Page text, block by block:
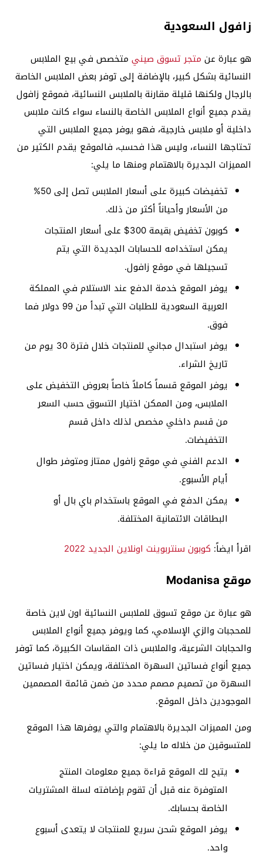
زافول السعودية
هو عبارة عن متجر تسوق صيني متخصص في بيع الملابس
النسائية بشكل كبير، بالإضافة إلى توفر بعض الملابس الخاصة
بالرجال ولكنها قليلة مقارنة بالملابس النسائية، فموقع زافول
يقدم جميع أنواع الملابس الخاصة بالنساء سواء كانت ملابس
داخلية أو ملابس خارجية، فهو يوفر جميع الملابس التي
تحتاجها النساء، وليس هذا فحسب، فالموقع يقدم الكثير من
المميزات الجديرة بالاهتمام ومنها ما يلي:
تخفيضات كبيرة على أسعار الملابس تصل إلى 50%
من الأسعار وأحياناً أكثر من ذلك.
كوبون تخفيض بقيمة 300$ على أسعار المنتجات
يمكن استخدامه للحسابات الجديدة التي يتم
تسجيلها في موقع زافول.
يوفر الموقع خدمة الدفع عند الاستلام في المملكة
العربية السعودية للطلبات التي تبدأ من 99 دولار فما
فوق.
يوفر استبدال مجاني للمنتجات خلال فترة 30 يوم من
تاريخ الشراء.
يوفر الموقع قسماً كاملاً خاصاً بعروض التخفيض على
الملابس، ومن الممكن اختيار التسوق حسب السعر
من قسم داخلي مخصص لذلك داخل قسم
التخفيضات.
الدعم الفني في موقع زافول ممتاز ومتوفر طوال
أيام الأسبوع.
يمكن الدفع في الموقع باستخدام باي بال أو
البطاقات الائتمانية المختلفة.
اقرأ ايضاً: كوبون سنتربوينت اونلاين الجديد 2022
موقع Modanisa
هو عبارة عن موقع تسوق للملابس النسائية اون لاين خاصة
للمحجبات والزي الإسلامي، كما ويوفر جميع أنواع الملابس
والحجابات الشرعية، والملابس ذات المقاسات الكبيرة، كما توفر
جميع أنواع فساتين السهرة المختلفة، ويمكن اختيار فساتين
السهرة من تصميم مصمم محدد من ضمن قائمة المصممين
الموجودين داخل الموقع.
ومن المميزات الجديرة بالاهتمام والتي يوفرها هذا الموقع
للمتسوقين من خلاله ما يلي:
يتيح لك الموقع قراءة جميع معلومات المنتج
المتوفرة عنه قبل أن تقوم بإضافته لسلة المشتريات
الخاصة بحسابك.
يوفر الموقع شحن سريع للمنتجات لا يتعدى أسبوع
واحد.